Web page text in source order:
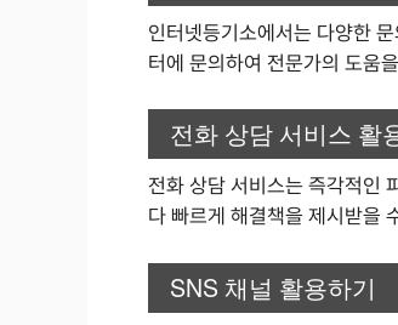
인터넷등기소에서는 다양한
터에 문의하여 전문가의 도움
전화 상담 서비스 활
전화 상담 서비스는 즉각적인
다 빠르게 해결책을 제시받을
SNS 채널 활용하기